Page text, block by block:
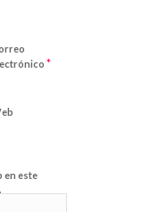
*
en este